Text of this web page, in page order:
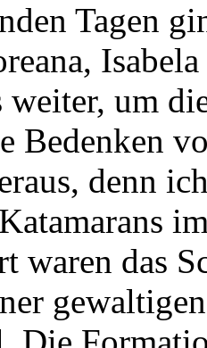
Tagen
weiter, um
Bedenken
denn
waren das